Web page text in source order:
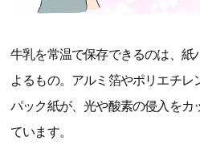
牛乳を常温で保存できるのは、紙
よるもの。アルミ箔やポリエチレ
パック紙が、光や酸素の侵入をカ
ています。